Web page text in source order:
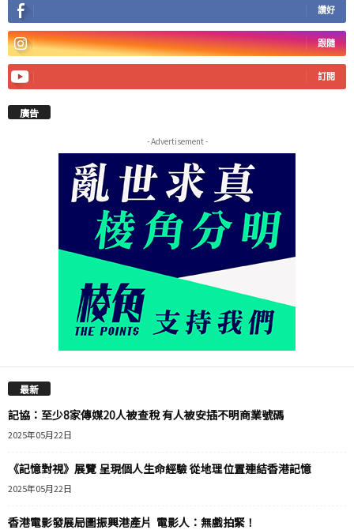
讚好
跟隨
訂閱
廣告
- Advertisement -
最新
記協：至少8家傳媒20人被查稅 有人被安插不明商業號碼
2025年05月22日
《記憶對視》展覽 呈現個人生命經驗 從地理位置連結香港記憶
2025年05月22日
香港電影發展局圖振興港產片 電影人：無戲拍緊！